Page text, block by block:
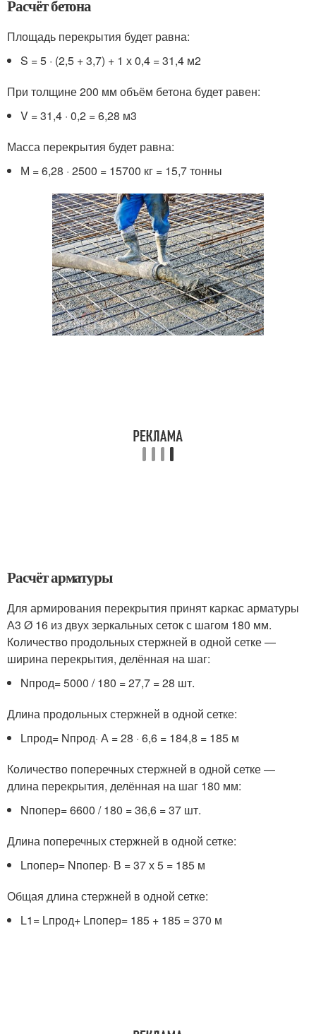
Расчёт бетона
Площадь перекрытия будет равна:
S = 5 · (2,5 + 3,7) + 1 х 0,4 = 31,4 м2
При толщине 200 мм объём бетона будет равен:
V = 31,4 · 0,2 = 6,28 м3
Масса перекрытия будет равна:
М = 6,28 · 2500 = 15700 кг = 15,7 тонны
Расчёт арматуры
Для армирования перекрытия принят каркас арматуры
А3 Ø 16 из двух зеркальных сеток с шагом 180 мм.
Количество продольных стержней в одной сетке —
ширина перекрытия, делённая на шаг:
Nпрод= 5000 / 180 = 27,7 = 28 шт.
Длина продольных стержней в одной сетке:
Lпрод= Nпрод· А = 28 · 6,6 = 184,8 = 185 м
Количество поперечных стержней в одной сетке —
длина перекрытия, делённая на шаг 180 мм:
Nпопер= 6600 / 180 = 36,6 = 37 шт.
Длина поперечных стержней в одной сетке:
Lпопер= Nпопер· В = 37 х 5 = 185 м
Общая длина стержней в одной сетке:
L1= Lпрод+ Lпопер= 185 + 185 = 370 м